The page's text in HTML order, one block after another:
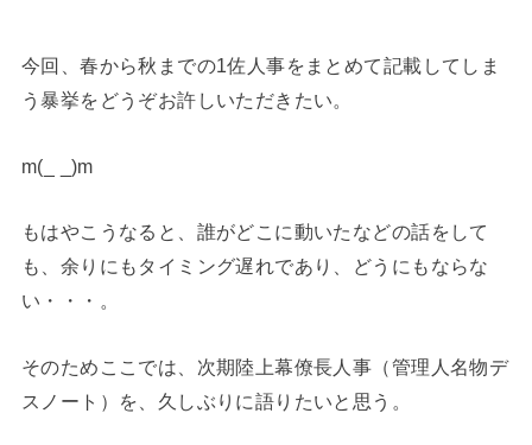
今回、春から秋までの1佐人事をまとめて記載してしま
う暴挙をどうぞお許しいただきたい。
m(_ _)m
もはやこうなると、誰がどこに動いたなどの話をして
も、余りにもタイミング遅れであり、どうにもならな
い・・・。
そのためここでは、次期陸上幕僚長人事（管理人名物デ
スノート）を、久しぶりに語りたいと思う。